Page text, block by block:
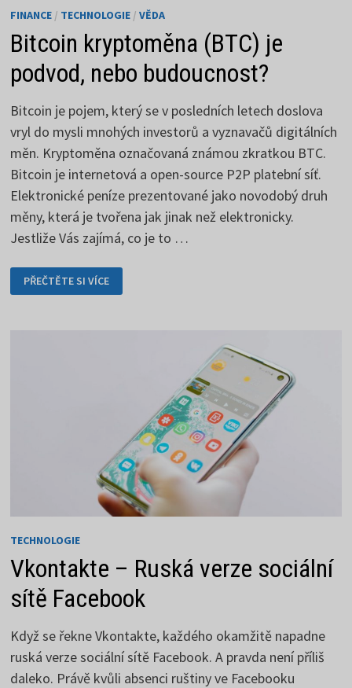
FINANCE / TECHNOLOGIE /VĚDA
Bitcoin kryptoměna (BTC) je
podvod, nebo budoucnost?
Bitcoin je pojem, který se v posledních letech doslova
vryl do mysli mnohých investorů a vyznavačů digitálních
měn. Kryptoměna označovaná známou zkratkou BTC.
Bitcoin je internetová a open-source P2P platební síť.
Elektronické peníze prezentované jako novodobý druh
měny, která je tvořena jak jinak než elektronicky.
Jestliže Vás zajímá, co je to …
BITCOIN
KRYPTOMĚNA
(BTC)
PŘEČTĚTE SI VÍCE
TECHNOLOGIE
Vkontakte – Ruská verze sociální
sítě Facebook
Když se řekne Vkontakte, každého okamžitě napadne
ruská verze sociální sítě Facebook. A pravda není příliš
daleko. Právě kvůli absenci ruštiny ve Facebooku